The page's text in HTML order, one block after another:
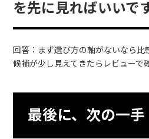
を先に見ればいいで
回答：まず選び方の軸がないなら比
候補が少し見えてきたらレビューで
最後に、次の一手